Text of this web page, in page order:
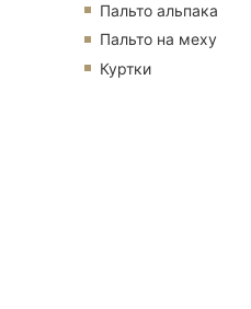
Пальто альпака
Пальто на меху
Куртки